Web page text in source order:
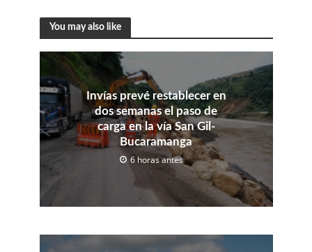
You may also like
Invías prevé restablecer en
dos semanas el paso de
carga en la vía San Gil-
Bucaramanga
6 horas antes